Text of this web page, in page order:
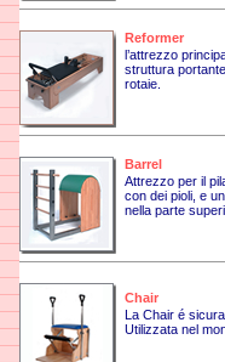
Reformer
l’attrezzo
struttura
rotaie.
Barrel
Attrezzo per il
con dei pioli, e
nella parte
Chair
La Chair é
Utilizzata nel